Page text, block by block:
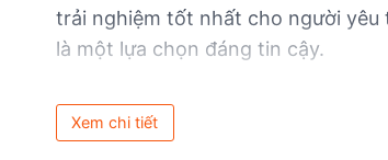
trải nghiệm tốt nhất cho người yêu
là một lựa chọn đáng tin cậy.
Xem chi tiết